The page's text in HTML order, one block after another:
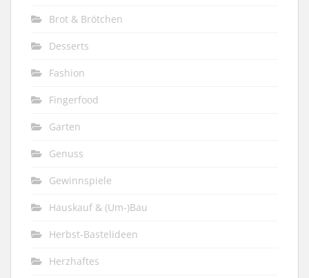
Brot & Brötchen
Desserts
Fashion
Fingerfood
Garten
Genuss
Gewinnspiele
Hauskauf & (Um-)Bau
Herbst-Bastelideen
Herzhaftes